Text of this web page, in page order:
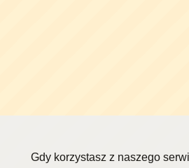
Gdy korzystasz z naszego